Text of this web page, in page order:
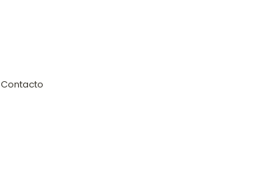
Contacto